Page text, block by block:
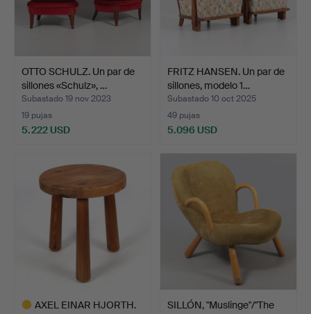
OTTO SCHULZ. Un par de
sillones «Schulz», …
Subastado 19 nov 2023
19 pujas
5.222 USD
FRITZ HANSEN. Un par de
sillones, modelo 1…
Subastado 10 oct 2025
49 pujas
5.096 USD
AXEL EINAR HJORTH.
SILLÓN, "Muslinge"/"The